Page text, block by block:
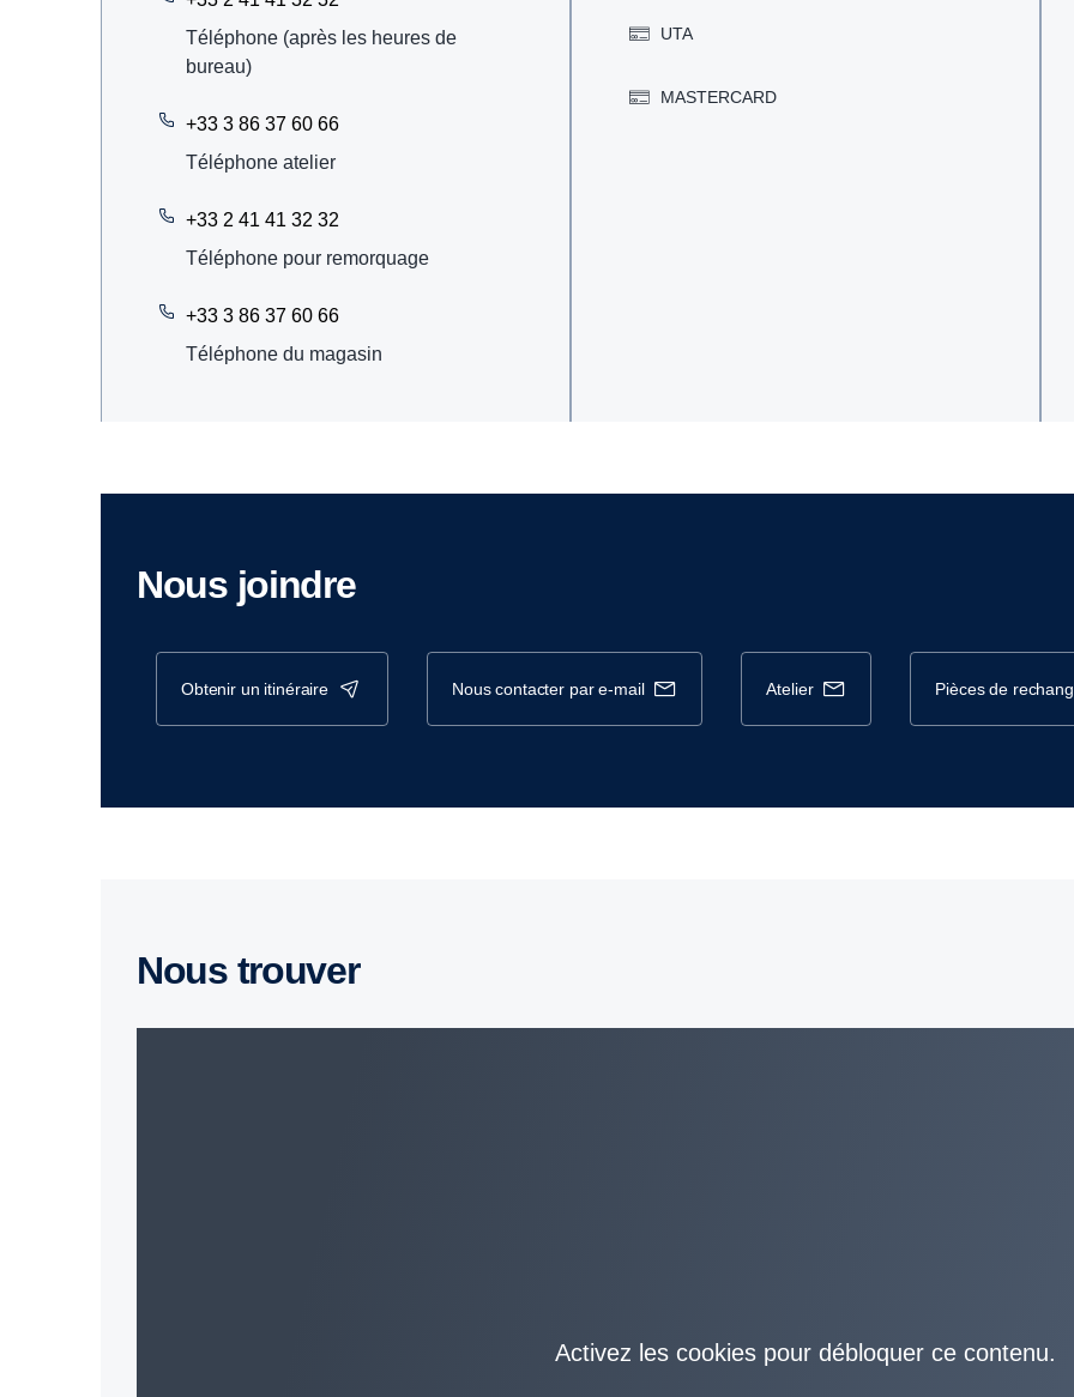
Téléphone (après les heures de
bureau)
+33 3 86 37 60 66
Téléphone atelier
+33 2 41 41 32 32
Téléphone pour remorquage
+33 3 86 37 60 66
Téléphone du magasin
UTA
MASTERCARD
Nous joindre
obtenir un itinéraire nous contacter par e-mail atelier pièces de
Nous trouver
Activez les cookies pour débloquer ce contenu.